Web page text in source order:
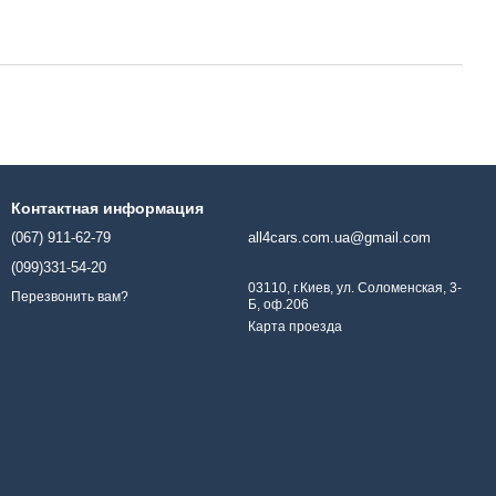
Контактная информация
(067) 911-62-79
(099)331-54-20
Перезвонить вам?
all4cars.com.ua@gmail.com
03110, г.Киев, ул. Соломенская, 3-
Б, оф.206
Карта проезда